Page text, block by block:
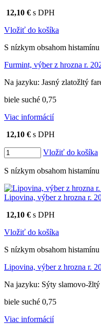
12,10 € s DPH
Vložiť do košíka
S nízkym obsahom histamínu
Furmint, výber z hrozna r.
Na jazyku: Jasný zlatožltý
biele suché 0,75
Viac informácií
12,10 € s DPH
Vložiť do košíka
S nízkym obsahom histamínu
Lipovina, výber z hrozna r.
12,10 € s DPH
Vložiť do košíka
S nízkym obsahom histamínu
Lipovina, výber z hrozna r.
Na jazyku: Sýty slamovo-
biele suché 0,75
Viac informácií